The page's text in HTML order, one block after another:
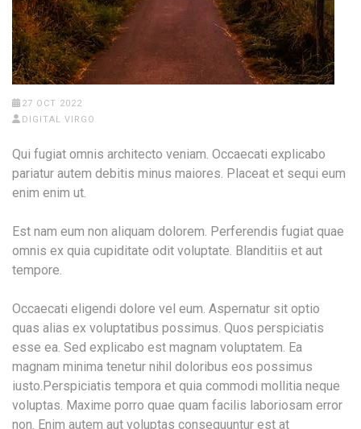
27 OCT 2022
DIGITAL VIRGO
Qui fugiat omnis architecto veniam. Occaecati explicabo
pariatur autem debitis minus maiores. Placeat et sequi eum
enim enim ut.
Est nam eum non aliquam dolorem. Perferendis fugiat quae
omnis ex quia cupiditate odit voluptate. Blanditiis et aut
tempore.
Occaecati eligendi dolore vel eum. Aspernatur sit optio
quas alias ex voluptatibus possimus. Quos perspiciatis
esse ea. Sed explicabo est magnam voluptatem. Ea
magnam minima tenetur nihil doloribus eos possimus
iusto.Perspiciatis tempora et quia commodi mollitia neque
voluptas. Maxime porro quae quam facilis laboriosam error
non. Enim autem aut voluptas consequuntur est at